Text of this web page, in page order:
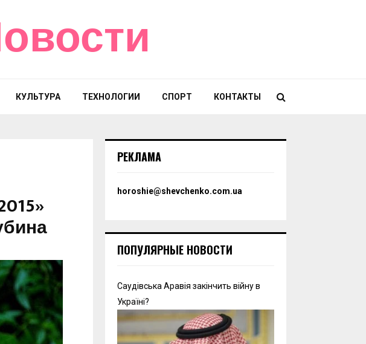
КУЛЬТУРА ТЕХНОЛОГИИ СПОРТ КОНТАКТЫ
РЕКЛАМА
horoshie@shevchenko.com.ua
ПОПУЛЯРНЫЕ НОВОСТИ
Саудівська Аравія закінчить війну в
Україні?